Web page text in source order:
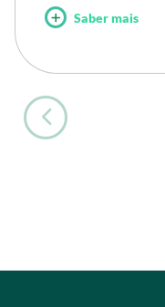
Saber mais